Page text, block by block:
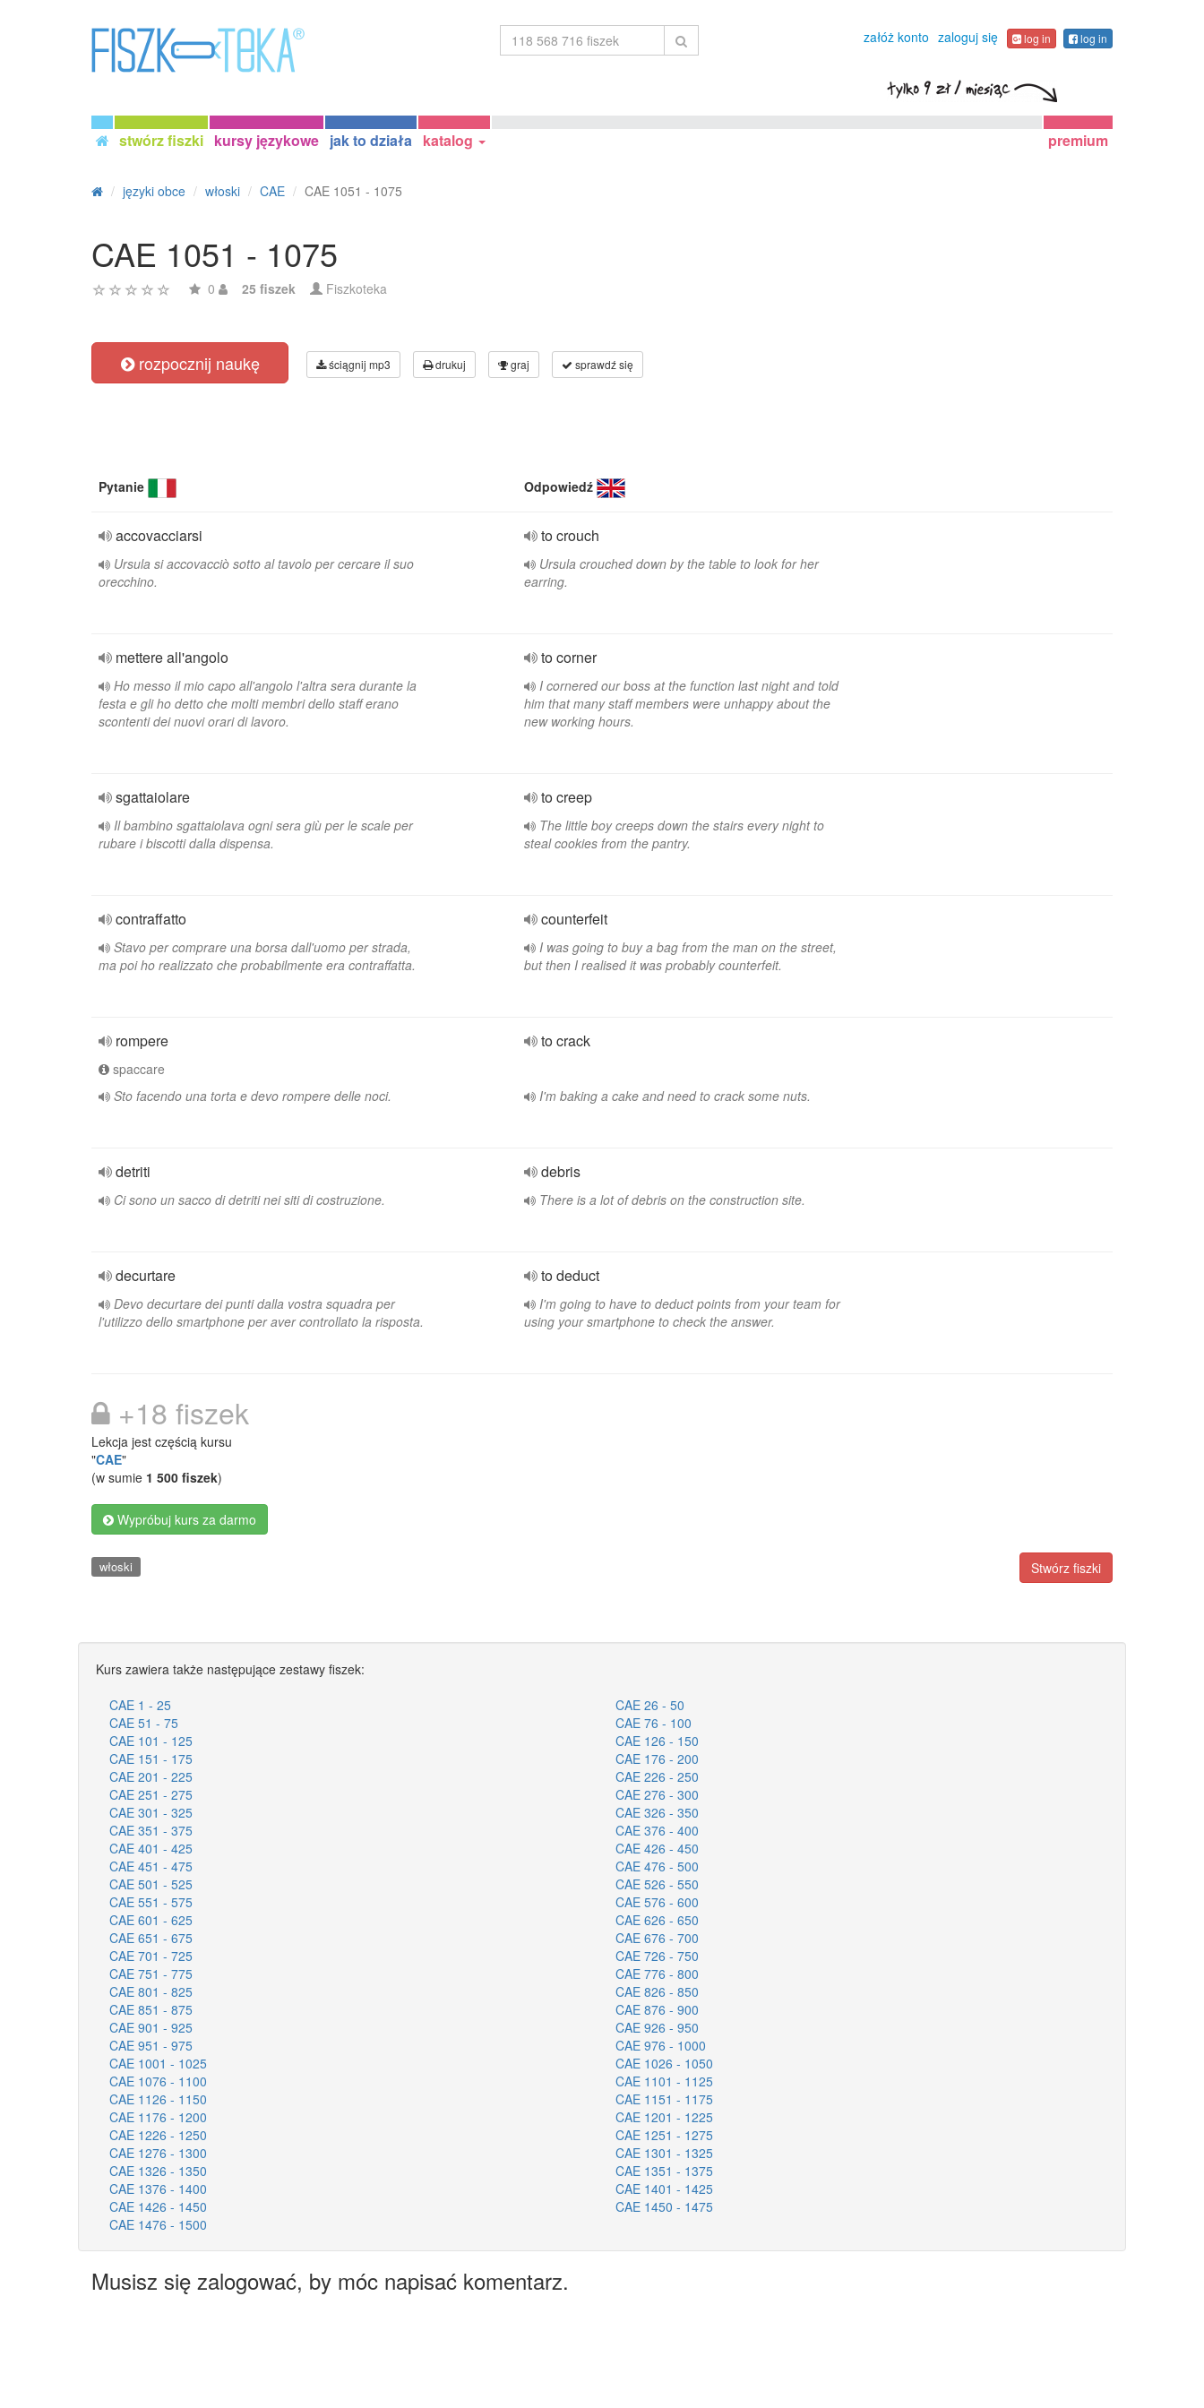
załóż konto zaloguj się log in log in
stwórz fiszki kursy językowe jak to działa katalog premium
języki obce włoski CAE CAE 1051 - 1075
CAE 1051 - 1075
0 25 fiszek Fiszkoteka
rozpocznij naukę ściągnij mp3 drukuj graj sprawdź się
Pytanie Odpowiedź
accovacciarsi
Ursula si accovacciò sotto al tavolo per cercare il suo
orecchino.
to crouch
Ursula crouched down by the table to look for her
earring.
mettere all'angolo
Ho messo il mio capo all'angolo l'altra sera durante la
festa e gli ho detto che molti membri dello staff erano
scontenti dei nuovi orari di lavoro.
to corner
I cornered our boss at the function last night and told
him that many staff members were unhappy about the
new working hours.
sgattaiolare
Il bambino sgattaiolava ogni sera giù per le scale per
rubare i biscotti dalla dispensa.
to creep
The little boy creeps down the stairs every night to
steal cookies from the pantry.
contraffatto
Stavo per comprare una borsa dall'uomo per strada,
ma poi ho realizzato che probabilmente era contraffatta.
counterfeit
I was going to buy a bag from the man on the street,
but then I realised it was probably counterfeit.
rompere
spaccare
Sto facendo una torta e devo rompere delle noci.
to crack
I'm baking a cake and need to crack some nuts.
detriti
Ci sono un sacco di detriti nei siti di costruzione.
debris
There is a lot of debris on the construction site.
decurtare
Devo decurtare dei punti dalla vostra squadra per
l'utilizzo dello smartphone per aver controllato la risposta.
to deduct
I'm going to have to deduct points from your team for
using your smartphone to check the answer.
+18 fiszek
Lekcja jest częścią kursu
"CAE"
(w sumie 1 500 fiszek)
Wypróbuj kurs za darmo
Stwórz fiszki
włoski
Kurs zawiera także następujące zestawy fiszek:
CAE 1 - 25
CAE 26 - 50
CAE 51 - 75
CAE 76 - 100
CAE 101 - 125
CAE 126 - 150
CAE 151 - 175
CAE 176 - 200
CAE 201 - 225
CAE 226 - 250
CAE 251 - 275
CAE 276 - 300
CAE 301 - 325
CAE 326 - 350
CAE 351 - 375
CAE 376 - 400
CAE 401 - 425
CAE 426 - 450
CAE 451 - 475
CAE 476 - 500
CAE 501 - 525
CAE 526 - 550
CAE 551 - 575
CAE 576 - 600
CAE 601 - 625
CAE 626 - 650
CAE 651 - 675
CAE 676 - 700
CAE 701 - 725
CAE 726 - 750
CAE 751 - 775
CAE 776 - 800
CAE 801 - 825
CAE 826 - 850
CAE 851 - 875
CAE 876 - 900
CAE 901 - 925
CAE 926 - 950
CAE 951 - 975
CAE 976 - 1000
CAE 1001 - 1025
CAE 1026 - 1050
CAE 1076 - 1100
CAE 1101 - 1125
CAE 1126 - 1150
CAE 1151 - 1175
CAE 1176 - 1200
CAE 1201 - 1225
CAE 1226 - 1250
CAE 1251 - 1275
CAE 1276 - 1300
CAE 1301 - 1325
CAE 1326 - 1350
CAE 1351 - 1375
CAE 1376 - 1400
CAE 1401 - 1425
CAE 1426 - 1450
CAE 1450 - 1475
CAE 1476 - 1500
Musisz się zalogować, by móc napisać komentarz.